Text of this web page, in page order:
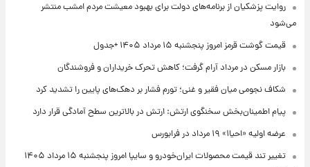
روایت پزشکیان از برنامه‌های دولت برای بهبود معیشت مردم امشب منتشر
می‌شود
قیمت گوشت قرمز امروز پنجشنبه ۱۵ مرداد ۱۴۰۵ +جدول
بازار مسکن در مرداد آرام گرفت؛ کاهش تحرک خریداران و فروشندگان
شکاف نجومی میان فقیر و غنی؛ تورم فشار بر دهک‌های پایین را تشدید کرد
پیام اطمینان‌بخش سخنگوی ارتش: ارتش در بالاترین سطح آمادگی قرار دارد
عرضه اولیه «احیا۱» ۱۹ مرداد در فرابورس
تغییر تند قیمت محصولات ایران‌خودرو و سایپا امروز پنجشنبه ۱۵ مرداد ۱۴۰۵